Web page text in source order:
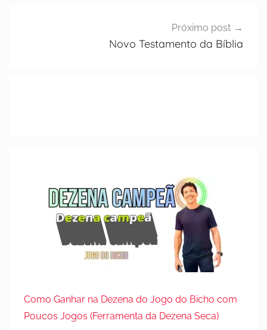
Próximo post
Novo Testamento da Bíblia
Como Ganhar na Dezena do Jogo do Bicho com
Poucos Jogos (Ferramenta da Dezena Seca)